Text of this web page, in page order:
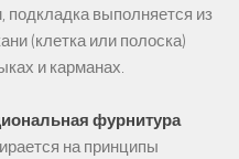
выполняется из
(клетка или полоска)
и карманах.
фурнитура
на принципы